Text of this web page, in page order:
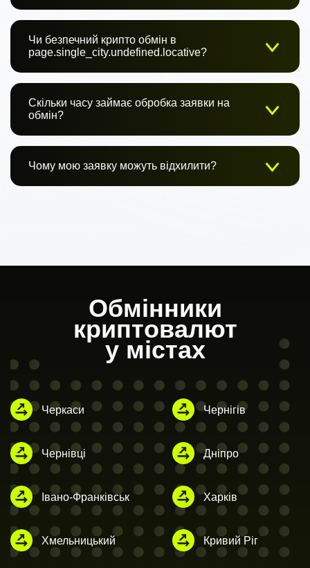
Чи безпечний крипто обмін в
page.single_city.undefined.locative?
Скільки часу займає обробка заявки на
обмін?
Чому мою заявку можуть відхилити?
Обмінники
криптовалют
у містах
Черкаси Чернігів
Чернівці Дніпро
Івано-Франківськ Харків
Хмельницький Кривий Ріг